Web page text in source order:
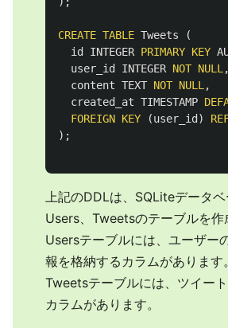
CREATE TABLE Tweets
(
id
INTEGER PRIMARY KEY
user_id
INTEGER NOT NULL ,
content TEXT NOT NULL ,
created_at TIMESTAMP
FOREIGN KEY (user_id )
);
上記のDDLは、SQLiteデータベ
Users、Tweetsのテーブルを作
Usersテーブルには、ユーザー
報を格納するカラムがあります。
Tweetsテーブルには、ツイー
カラムがあります。